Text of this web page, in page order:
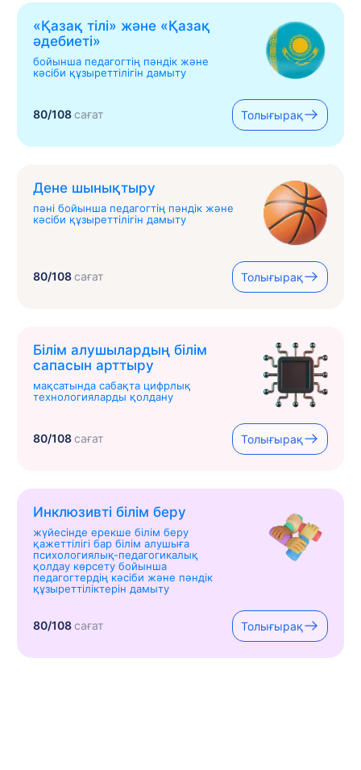
«Қазақ тілі» жəне «Қазақ
əдебиеті»
бойынша педагогтің пәндік және
кәсіби құзыреттілігін дамыту
80/108сағат Толығырақ
Дене шынықтыру
пәні бойынша педагогтің пәндік және
кәсіби құзыреттілігін дамыту
80/108сағат Толығырақ
Білім алушылардың білім
сапасын арттыру
мақсатында сабақта цифрлық
технологияларды қолдану
80/108сағат Толығырақ
Инклюзивті білім беру
жүйесінде ерекше білім беру
қажеттілігі бар білім алушыға
психологиялық-педагогикалық
қолдау көрсету бойынша
педагогтердің кәсіби және пәндік
құзыреттіліктерін дамыту
80/108сағат Толығырақ